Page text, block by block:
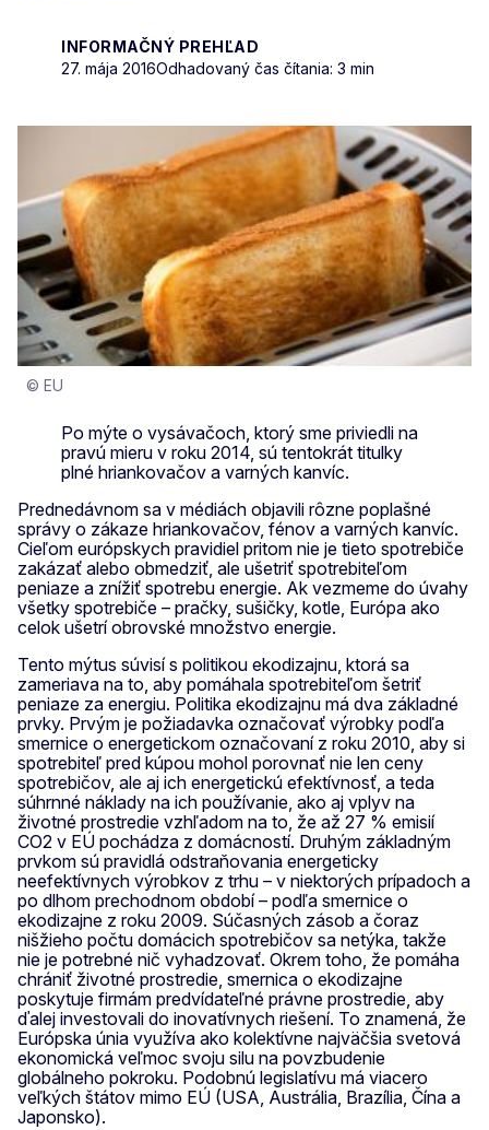
INFORMAČNÝ PREHĽAD
27. mája 2016Odhadovaný čas čítania: 3 min
© EU
Po mýte o vysávačoch, ktorý sme priviedli na
pravú mieru v roku 2014, sú tentokrát titulky
plné hriankovačov a varných kanvíc.
Prednedávnom sa v médiách objavili rôzne poplašné
správy o zákaze hriankovačov, fénov a varných kanvíc.
Cieľom európskych pravidiel pritom nie je tieto spotrebiče
zakázať alebo obmedziť, ale ušetriť spotrebiteľom
peniaze a znížiť spotrebu energie. Ak vezmeme do úvahy
všetky spotrebiče – pračky, sušičky, kotle, Európa ako
celok ušetrí obrovské množstvo energie.
Tento mýtus súvisí s politikou ekodizajnu, ktorá sa
zameriava na to, aby pomáhala spotrebiteľom šetriť
peniaze za energiu. Politika ekodizajnu má dva základné
prvky. Prvým je požiadavka označovať výrobky podľa
smernice o energetickom označovaní z roku 2010, aby si
spotrebiteľ pred kúpou mohol porovnať nie len ceny
spotrebičov, ale aj ich energetickú efektívnosť, a teda
súhrnné náklady na ich používanie, ako aj vplyv na
životné prostredie vzhľadom na to, že až 27 % emisií
CO2 v EÚ pochádza z domácností. Druhým základným
prvkom sú pravidlá odstraňovania energeticky
neefektívnych výrobkov z trhu – v niektorých prípadoch a
po dlhom prechodnom období – podľa smernice o
ekodizajne z roku 2009. Súčasných zásob a čoraz
nišžieho počtu domácich spotrebičov sa netýka, takže
nie je potrebné nič vyhadzovať. Okrem toho, že pomáha
chrániť životné prostredie, smernica o ekodizajne
poskytuje firmám predvídateľné právne prostredie, aby
ďalej investovali do inovatívnych riešení. To znamená, že
Európska únia využíva ako kolektívne najväčšia svetová
ekonomická veľmoc svoju silu na povzbudenie
globálneho pokroku. Podobnú legislatívu má viacero
veľkých štátov mimo EÚ (USA, Austrália, Brazília, Čína a
Japonsko).